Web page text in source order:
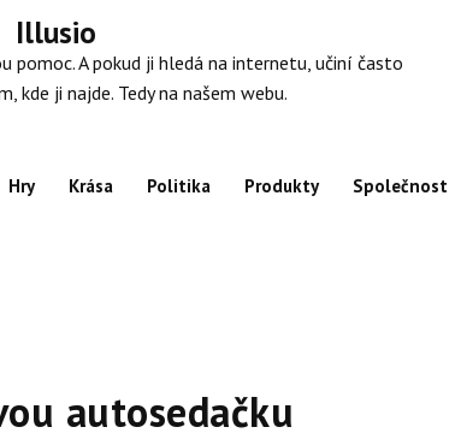
Illusio
pomoc. A pokud ji hledá na internetu, učiní často
kde ji najde. Tedy na našem webu.
Hry Krása Politika Produkty Společnost
autosedačku